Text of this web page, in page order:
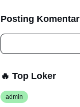
Posting Komentar
🔥 Top Loker
admin